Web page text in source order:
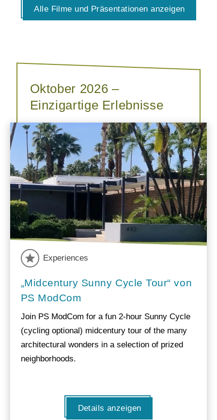
Alle Filme und Präsentationen anzeigen
Oktober 2026 –
Einzigartige Erlebnisse
Experiences
„Midcentury Sunny Cycle Tour“ von
PS ModCom
Join PS ModCom for a fun 2-hour Sunny Cycle
(cycling optional) midcentury tour of the many
architectural wonders in a selection of prized
neighborhoods.
Details anzeigen